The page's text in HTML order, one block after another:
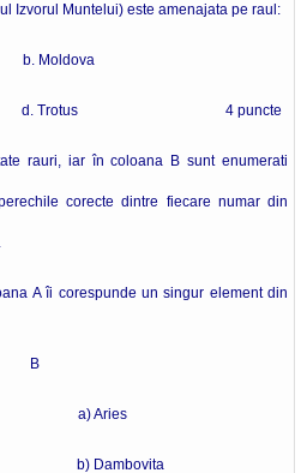
Izvorul Muntelui) este amenajata pe raul:
4 puncte
rauri, iar în coloana B sunt enumerati
corecte dintre fiecare numar din
A îi corespunde un singur element din
Aries